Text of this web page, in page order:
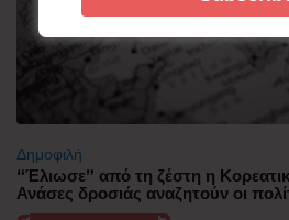
Δημοφιλή
“Έλιωσε” από τη ζέστη η
Ανάσες δροσιάς αναζητούν οι